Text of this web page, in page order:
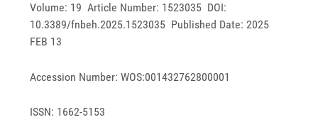
Volume: 19 Article Number: 1523035 DOI:
10.3389/fnbeh.2025.1523035 Published Date: 2025
FEB 13
Accession Number: WOS:001432762800001
ISSN: 1662-5153